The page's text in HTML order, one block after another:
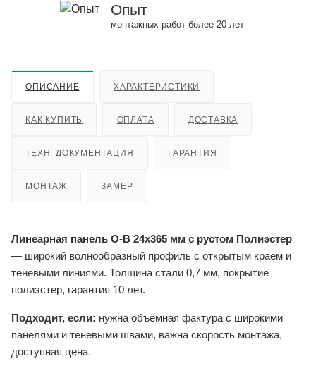
Опыт
монтажных работ более 20 лет
ОПИСАНИЕ ХАРАКТЕРИСТИКИ
КАК КУПИТЬ ОПЛАТА ДОСТАВКА
ТЕХН. ДОКУМЕНТАЦИЯ ГАРАНТИЯ
МОНТАЖ ЗАМЕР
Линеарная панель О-В 24х365 мм с рустом Полиэстер
— широкий волнообразный профиль с открытым краем и
теневыми линиями. Толщина стали 0,7 мм, покрытие
полиэстер, гарантия 10 лет.
Подходит, если: нужна объёмная фактура с широкими
панелями и теневыми швами, важна скорость монтажа,
доступная цена.